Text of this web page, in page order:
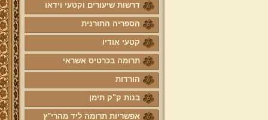
פניה נרגשת אל אחינו בני עדת תימן
יע"א די בכל אתר ואתר
טופס הוראת קבע
לוח לימוד "עמוד יומי" בספר הזוהר
הקדוש
קול קורא לעמוד על משמר מסורת
ק"ק תימן יע"א וחיזוקה
פרשת השבוע להאזנה מאת החזן
ה"ה יהודה דהרי הי"ו
דרשות שיעורים וקטעי וידאו
הספריה התורנית
קטעי אודיו
תרומה בכרטיס אשראי
הורדות
בנות ק"ק תימן
אפשריות תרומה ליד מהרי"ץ